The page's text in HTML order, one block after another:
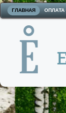
ГЛАВНАЯ